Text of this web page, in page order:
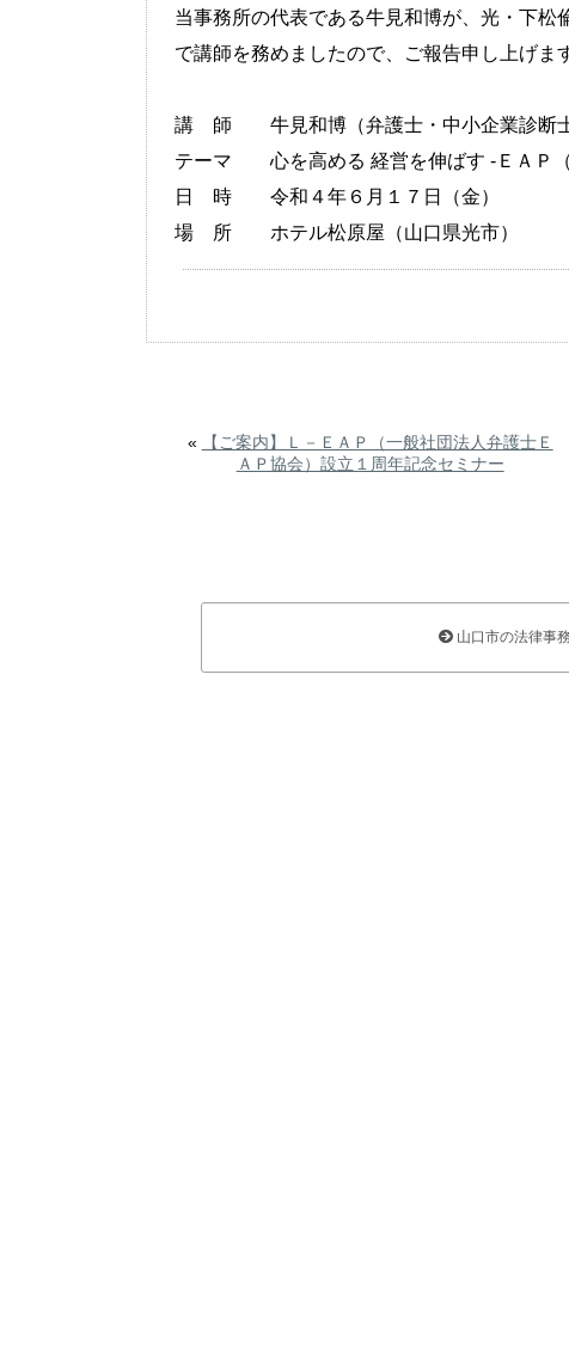
当事務所の代表である牛見和博が、光・下
で講師を務めましたので、ご報告申し上げま
講 師 牛見和博（弁護士・中小企業診断士
テーマ心を高める 経営を伸ばす ‐ＥＡＰ
日 時 令和４年６月１７日（金）
場 所 ホテル松原屋（山口県光市）
«
【ご案内】Ｌ－ＥＡＰ（一般社団法人弁護士Ｅ
ＡＰ協会）設立１周年記念セミナー
山口市の法律事